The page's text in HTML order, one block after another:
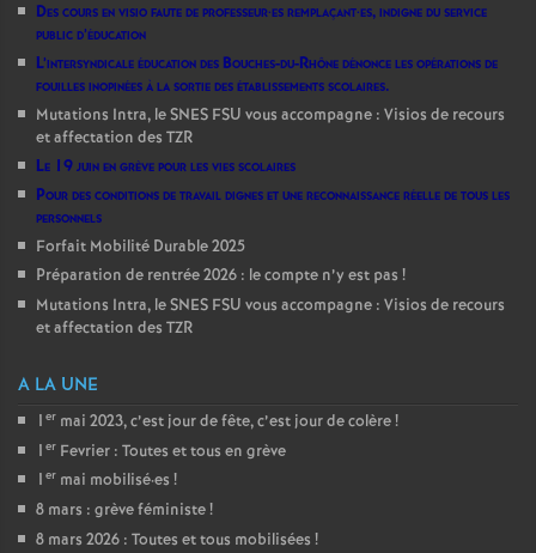
Des cours en visio faute de professeur·es remplaçant·es, indigne du service
public d’éducation
L’intersyndicale éducation des Bouches-du-Rhône dénonce les opérations de
fouilles inopinées à la sortie des établissements scolaires.
Mutations Intra, le SNES FSU vous accompagne : Visios de recours
et affectation des TZR
Le 19 juin en grève pour les vies scolaires
Pour des conditions de travail dignes et une reconnaissance réelle de tous les
personnels
Forfait Mobilité Durable 2025
Préparation de rentrée 2026 : le compte n’y est pas !
Mutations Intra, le SNES FSU vous accompagne : Visios de recours
et affectation des TZR
A LA UNE
1 er mai 2023, c’est jour de fête, c’est jour de colère!
1 er Fevrier : Toutes et tous en grève
1 er mai mobilisé·es !
8 mars : grève féministe!
8 mars 2026 : Toutes et tous mobilisées !